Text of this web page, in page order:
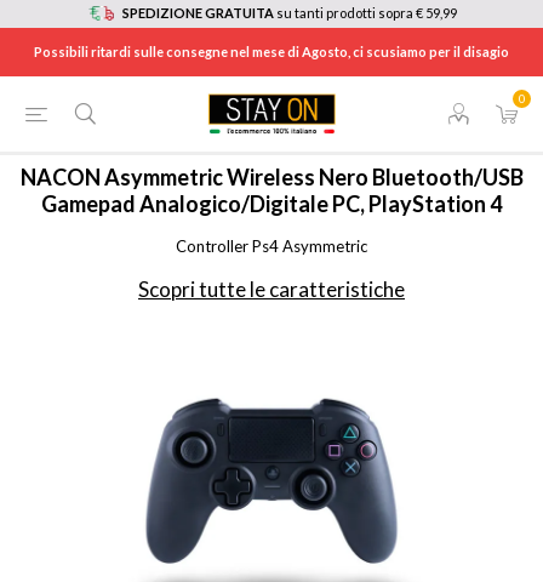
SPEDIZIONE GRATUITA su tanti prodotti sopra € 59,99
Possibili ritardi sulle consegne nel mese di Agosto, ci scusiamo per il disagio
0
MOUSE, TASTIERE E CONTROLLER GAMING PS4OFPADWLBLACK
NACONAsymmetric Wireless Nero Bluetooth/USB
Gamepad Analogico/Digitale PC, PlayStation 4
Controller Ps4 Asymmetric
Scopri tutte le caratteristiche